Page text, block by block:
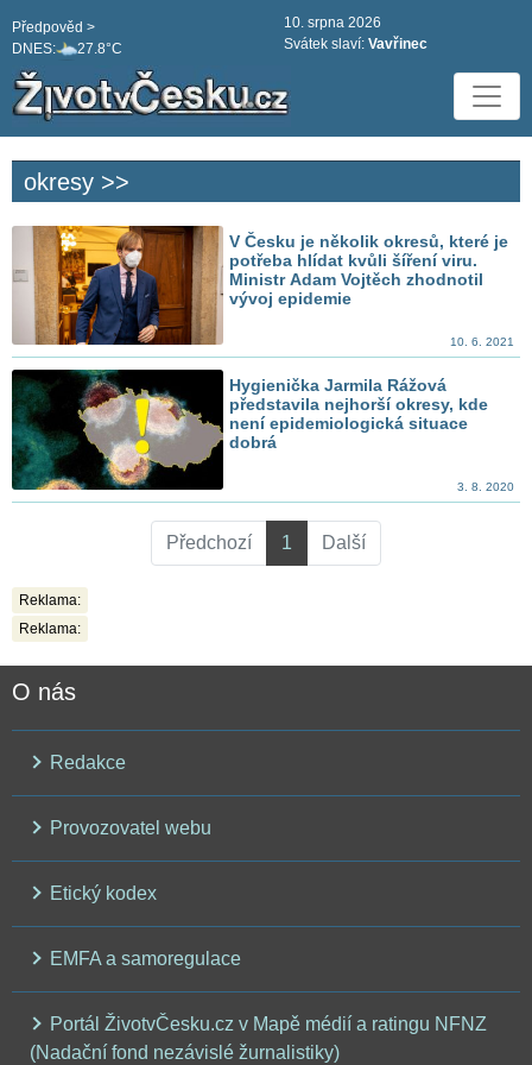
DNES: 27.8°C
Předpověd >
10. srpna 2026
Svátek slaví: Vavřinec
okresy >>
V Česku je několik okresů, které je
potřeba hlídat kvůli šíření viru.
Ministr Adam Vojtěch zhodnotil
vývoj epidemie
10. 6. 2021
Hygienička Jarmila Rážová
představila nejhorší okresy, kde
není epidemiologická situace
dobrá
3. 8. 2020
Předchozí 1 Další
Reklama:
Reklama:
O nás
Redakce
Provozovatel webu
Etický kodex
EMFA a samoregulace
Portál ŽivotvČesku.cz v Mapě médií a ratingu NFNZ
(Nadační fond nezávislé žurnalistiky)